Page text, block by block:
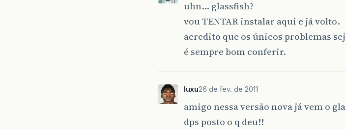
uhn… glassfish?
vou TENTAR instalar aqui e já volto.
acredito que os únicos problemas
é sempre bom conferir.
luxu26 de fev. de 2011
amigo nessa versão nova já vem o
dps posto o q deu!!